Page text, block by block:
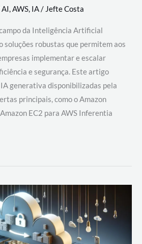
AI,AWS, IA/Jefte Costa
da Inteligência Artificial
soluções robustas que permitem aos
implementar e escalar
e segurança. Este artigo
generativa disponibilizadas pela
principais, como o Amazon
EC2 para AWS Inferentia